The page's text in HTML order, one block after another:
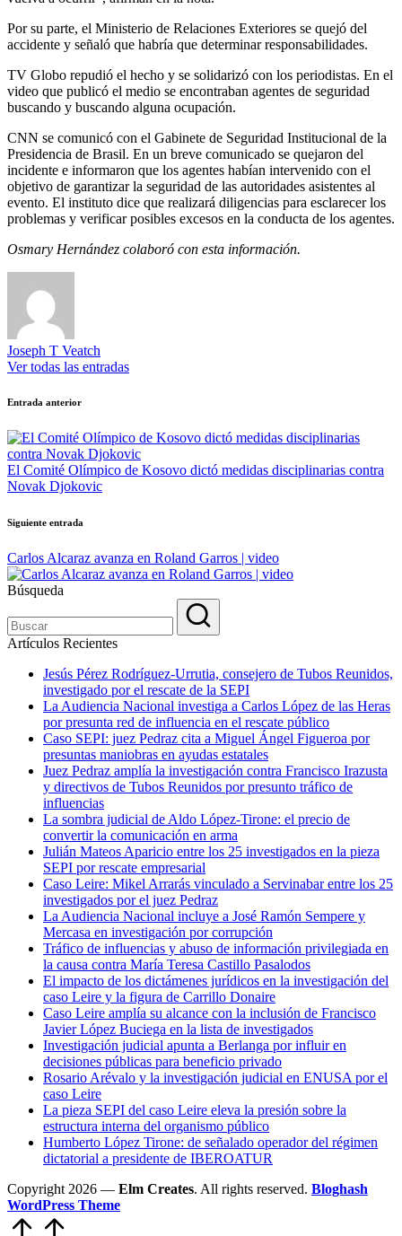
Por su parte, el Ministerio de Relaciones Exteriores se quejó del
accidente y señaló que habría que determinar responsabilidades.
TV Globo repudió el hecho y se solidarizó con los periodistas. En el
video que publicó el medio se encontraban agentes de seguridad
buscando y buscando alguna ocupación.
CNN se comunicó con el Gabinete de Seguridad Institucional de la
Presidencia de Brasil. En un breve comunicado se quejaron del
incidente e informaron que los agentes habían intervenido con el
objetivo de garantizar la seguridad de las autoridades asistentes al
evento. El instituto dice que realizará diligencias para esclarecer los
problemas y verificar posibles excesos en la conducta de los agentes.
Osmary Hernández colaboró ​​con esta información.
Joseph T Veatch
Ver todas las entradas
Navegación
de
entradas
Entrada anterior
El Comité Olímpico de Kosovo dictó medidas disciplinarias contra
Novak Djokovic
Siguiente entrada
Carlos Alcaraz avanza en Roland Garros | video
Búsqueda
Artículos Recientes
Jesús Pérez Rodríguez-Urrutia, consejero de Tubos Reunidos,
investigado por el rescate de la SEPI
La Audiencia Nacional investiga a Carlos López de las Heras
por presunta red de influencia en el rescate público
Caso SEPI: juez Pedraz cita a Miguel Ángel Figueroa por
presuntas maniobras en ayudas estatales
Juez Pedraz amplía la investigación contra Francisco Irazusta
y directivos de Tubos Reunidos por presunto tráfico de
influencias
La sombra judicial de Aldo López-Tirone: el precio de
convertir la comunicación en arma
Julián Mateos Aparicio entre los 25 investigados en la pieza
SEPI por rescate empresarial
Caso Leire: Mikel Arrarás vinculado a Servinabar entre los 25
investigados por el juez Pedraz
La Audiencia Nacional incluye a José Ramón Sempere y
Mercasa en investigación por corrupción
Tráfico de influencias y abuso de información privilegiada en
la causa contra María Teresa Castillo Pasalodos
El impacto de los dictámenes jurídicos en la investigación del
caso Leire y la figura de Carrillo Donaire
Caso Leire amplía su alcance con la inclusión de Francisco
Javier López Buciega en la lista de investigados
Investigación judicial apunta a Berlanga por influir en
decisiones públicas para beneficio privado
Rosario Arévalo y la investigación judicial en ENUSA por el
caso Leire
La pieza SEPI del caso Leire eleva la presión sobre la
estructura interna del organismo público
Humberto López Tirone: de señalado operador del régimen
dictatorial a presidente de IBEROATUR
Copyright 2026 — Elm Creates. All rights reserved. Bloghash
WordPress Theme